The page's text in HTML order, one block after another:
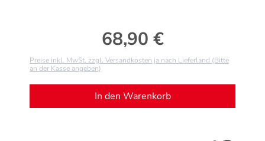
Regulärer Preis:
68,90 €
Preise inkl. MwSt. zzgl. Versandkosten ja nach Lieferland (Bitte
an der Kasse angeben)
In den Warenkorb